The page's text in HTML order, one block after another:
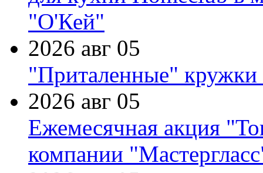
"О'Кей"
2026 авг 05
"Приталенные" кружки
2026 авг 05
Ежемесячная акция
компании